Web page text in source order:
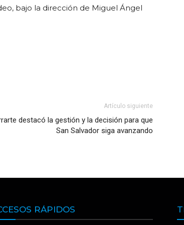
bajo la dirección de Miguel Ángel
Artículo siguiente
destacó la gestión y la decisión para que
San Salvador siga avanzando
RÁPIDOS